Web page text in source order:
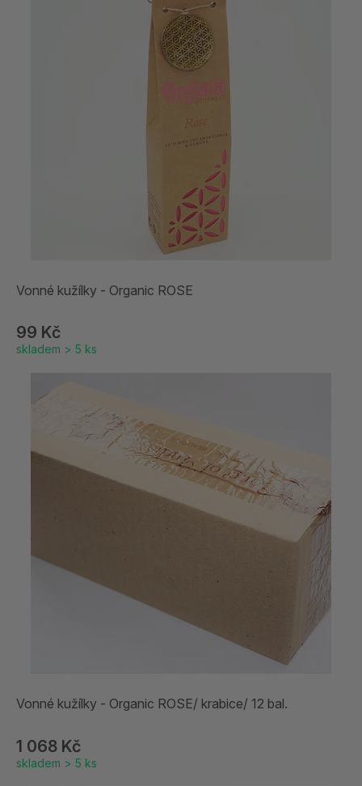
Vonné kužílky - Organic ROSE
99 Kč
skladem > 5 ks
Vonné kužílky - Organic ROSE/ krabice/ 12 bal.
1 068 Kč
skladem > 5 ks